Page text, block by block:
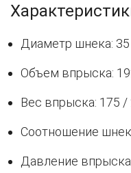
Диаметр шнека:
Объем впрыска:
Вес впрыска: 175 /
Соотношение
Давление